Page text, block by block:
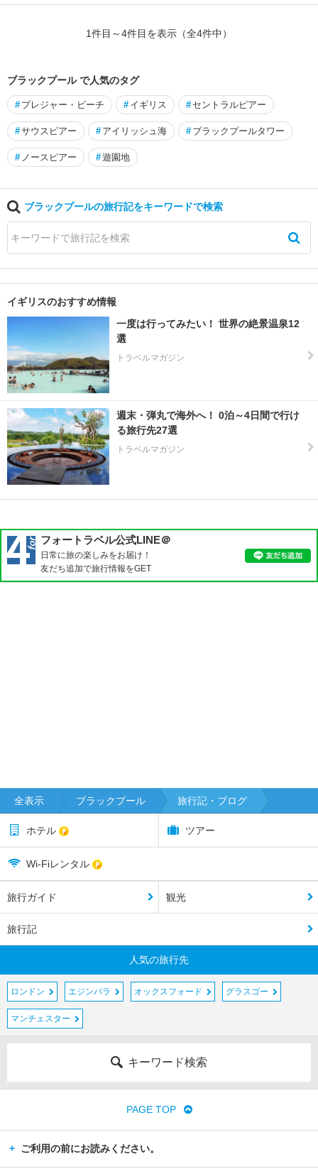
ン
グ
ラ
ン
ド
ン
バ
ス
ー
ィ
ン
ザ
ウ
ィ
ン
ダ
ミ
ア
ウ
ィ
ン
ェ
ー
ル
ズ
セ
ー
ス
キ
レ
ォ
1件目～4件目を表示（全4件中）
ブラックプール で人気のタグ
# プレジャー・ビーチ # イギリス # セントラルピアー
#サウスピアー # アイリッシュ海 # ブラックプールタワー
# ノースピアー #遊園地
ブラックプールの旅行記をキーワードで検索
イギリスのおすすめ情報
一度は行ってみたい！ 世界の絶景温泉12
選
トラベルマガジン
週末・弾丸で海外へ！ 0泊～4日間で行け
る旅行先27選
トラベルマガジン
フォートラベル公式LINE＠
日常に旅の楽しみをお届け！
友だち追加で旅行情報をGET
全表示 ブラックプール 旅行記・ブログ
ホテル ツアー
Wi-Fiレンタル
旅行ガイド 観光
旅行記
人気の旅行先
ロンドン エジンバラ オックスフォード グラスゴー
マンチェスター
キーワード検索
PAGE TOP
ご利用の前にお読みください。